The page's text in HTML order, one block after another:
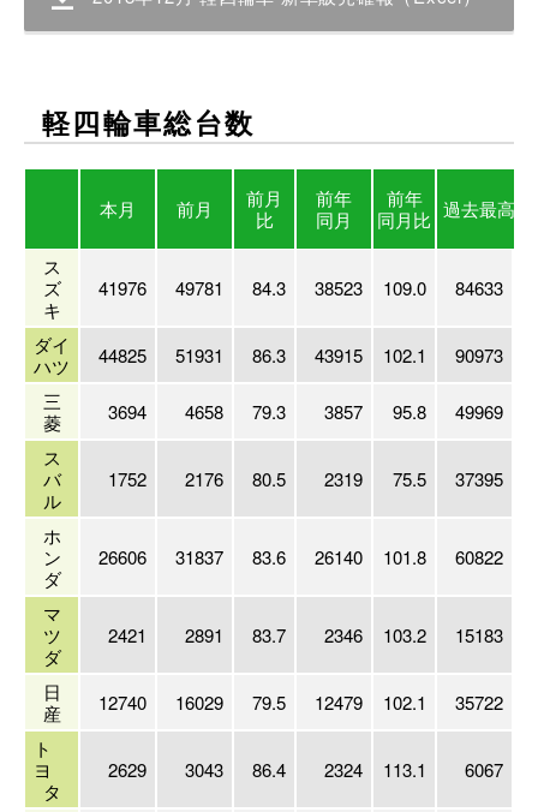
軽四輪車総台数
本月 前月
前月
比
前年
同月
前年
同月比 過去最高
ス
ズ
キ
41976 49781 84.3 38523 109.0 84633
ダイ
ハツ
44825 51931 86.3 43915 102.1 90973
三
菱
3694 4658 79.3 3857 95.8 49969
ス
バ
ル
1752 2176 80.5 2319 75.5 37395
ホ
ン
ダ
26606 31837 83.6 26140 101.8 60822
マ
ツ
ダ
2421 2891 83.7 2346 103.2 15183
日
産
12740 16029 79.5 12479 102.1 35722
ト
ヨ
タ
2629 3043 86.4 2324 113.1 6067